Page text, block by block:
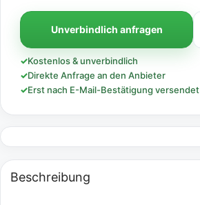
Unverbindlich anfragen
✓Kostenlos & unverbindlich
✓Direkte Anfrage an den Anbieter
✓Erst nach E-Mail-Bestätigung versendet
Beschreibung